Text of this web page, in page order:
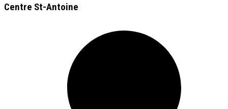
Centre St-Antoine